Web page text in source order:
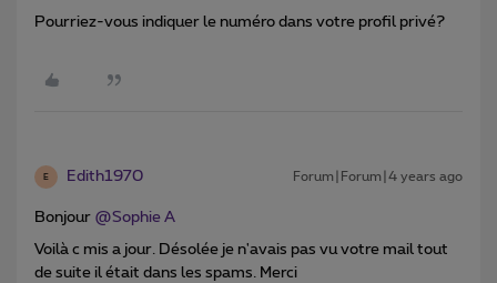
Pourriez-vous indiquer le numéro dans votre profil privé?
E Edith1970 Forum|Forum|4 years ago
Bonjour @Sophie A
Voilà c mis a jour. Désolée je n'avais pas vu votre mail tout
de suite il était dans les spams. Merci